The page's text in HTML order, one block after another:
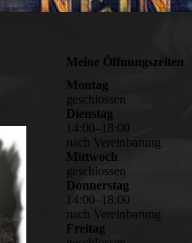
Meine Öffnungszeiten
Montag
geschlossen
Dienstag
14:00– 18:00
nach Vereinbarung
Mittwoch
geschlossen
Donnerstag
14:00–18:00
nach Vereinbarung
Freitag